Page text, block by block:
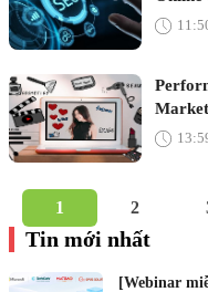
1 2
Tin mới nhất
[Webinar